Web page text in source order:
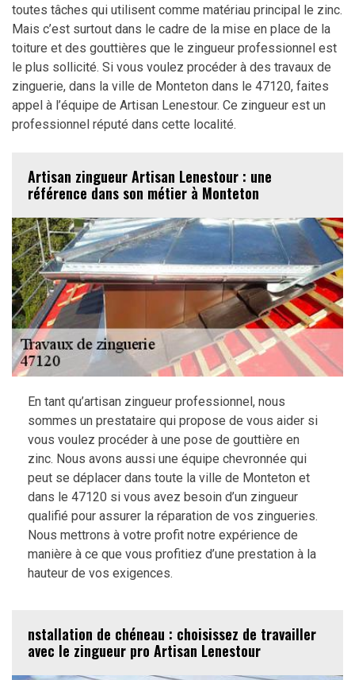
toutes tâches qui utilisent comme matériau principal le zinc.
Mais c’est surtout dans le cadre de la mise en place de la
toiture et des gouttières que le zingueur professionnel est
le plus sollicité. Si vous voulez procéder à des travaux de
zinguerie, dans la ville de Monteton dans le 47120, faites
appel à l’équipe de Artisan Lenestour. Ce zingueur est un
professionnel réputé dans cette localité.
Artisan zingueur Artisan Lenestour : une
référence dans son métier à Monteton
En tant qu’artisan zingueur professionnel, nous
sommes un prestataire qui propose de vous aider si
vous voulez procéder à une pose de gouttière en
zinc. Nous avons aussi une équipe chevronnée qui
peut se déplacer dans toute la ville de Monteton et
dans le 47120 si vous avez besoin d’un zingueur
qualifié pour assurer la réparation de vos zingueries.
Nous mettrons à votre profit notre expérience de
manière à ce que vous profitiez d’une prestation à la
hauteur de vos exigences.
nstallation de chéneau : choisissez de travailler
avec le zingueur pro Artisan Lenestour